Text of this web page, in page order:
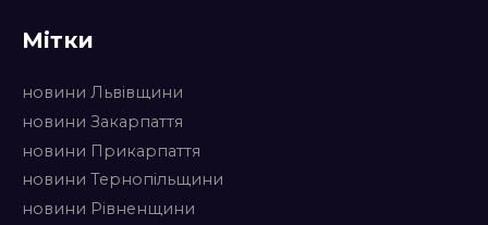
Мітки
новини Львівщини
новини Закарпаття
новини Прикарпаття
новини Тернопільщини
новини Рівненщини